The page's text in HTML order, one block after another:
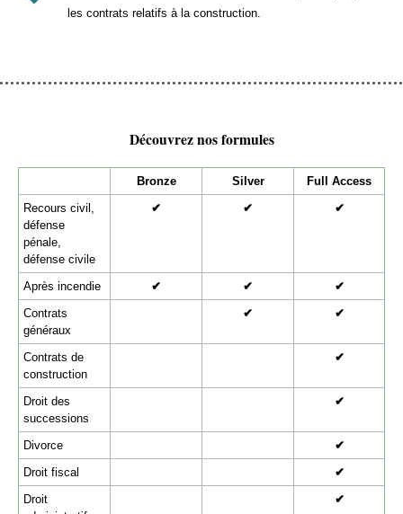
les contrats relatifs à la construction.
Découvrez nos formules
Bronze Silver
Full Access
Recours civil,
défense
pénale,
défense civile
✔ ✔ ✔
Après incendie ✔ ✔
✔
Contrats
généraux
✔ ✔
Contrats de
construction
✔
Droit des
successions
✔
Divorce
✔
Droit fiscal
✔
Droit
✔